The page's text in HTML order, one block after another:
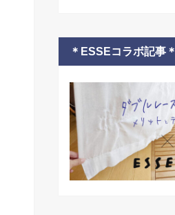
＊ESSEコラボ記事＊